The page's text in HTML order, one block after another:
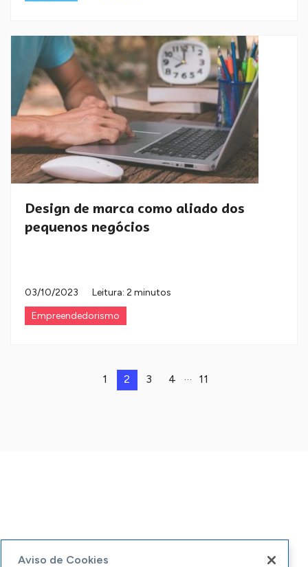
Design de marca como aliado dos
pequenos negócios
03/10/2023
Leitura: 2 minutos
Empreendedorismo
1 2 3 4 … 11
Aviso de Cookies